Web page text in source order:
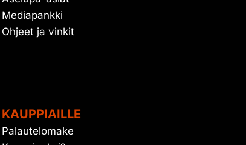
Mediapankki
Ohjeet ja vinkit
KAUPPIAILLE
Palautelomake